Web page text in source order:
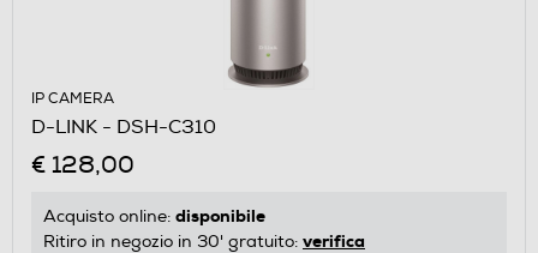
IP CAMERA
D-LINK - DSH-C310
€ 128,00
Acquisto online: disponibile
Ritiro in negozio in 30' gratuito: verifica